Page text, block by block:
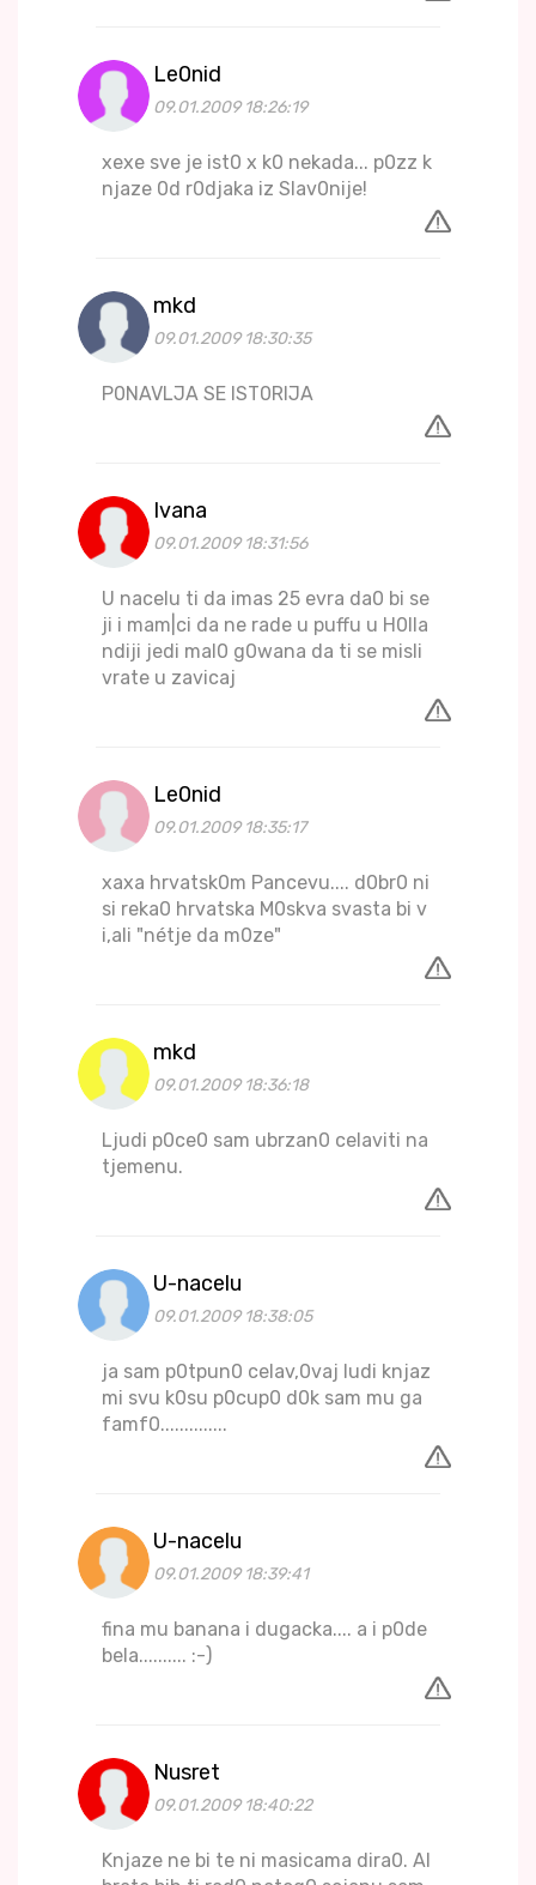
Le0nid
09.01.2009 18:26:19
xexe sve je ist0 x k0 nekada... p0zz k
njaze 0d r0djaka iz Slav0nije!
mkd
09.01.2009 18:30:35
P0NAVLJA SE IST0RIJA
Ivana
09.01.2009 18:31:56
U nacelu ti da imas 25 evra da0 bi se
ji i mam|ci da ne rade u puffu u H0lla
ndiji jedi mal0 g0wana da ti se misli
vrate u zavicaj
Le0nid
09.01.2009 18:35:17
xaxa hrvatsk0m Pancevu.... d0br0 ni
si reka0 hrvatska M0skva svasta bi v
i,ali "nétje da m0ze"
mkd
09.01.2009 18:36:18
Ljudi p0ce0 sam ubrzan0 celaviti na
tjemenu.
U-nacelu
09.01.2009 18:38:05
ja sam p0tpun0 celav,0vaj ludi knjaz
mi svu k0su p0cup0 d0k sam mu ga
famf0..............
U-nacelu
09.01.2009 18:39:41
fina mu banana i dugacka.... a i p0de
bela.......... :-)
Nusret
09.01.2009 18:40:22
Knjaze ne bi te ni masicama dira0. Al